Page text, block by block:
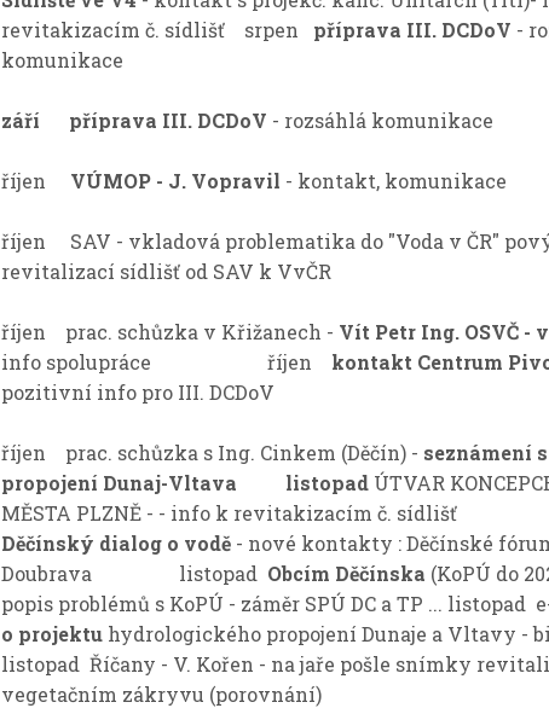
revitakizacím č. sídlišť srpen příprava III. DCDoV -
komunikace
září příprava III. DCDoV - rozsáhlá komunikace
říjen VÚMOP - J. Vopravil - kontakt, komunikace
říjen SAV - vkladová problematika do "Voda v ČR"
revitalizací sídlišť od SAV k VvČR
říjen prac. schůzka v Křižanech - Vít Petr Ing. OSVČ -
info spolupráce říjen kontakt Centrum
pozitivní info pro III. DCDoV
říjen prac. schůzka s Ing. Cinkem (Děčín) - seznámení
propojení Dunaj-Vltava listopad ÚTVAR
MĚSTA PLZNĚ - - info k revitakizacím č. sídlišť
Děčínský dialog o vodě - nové kontakty : Děčínské
Doubrava listopad Obcím Děčínska (KoPÚ do
popis problémů s KoPÚ - záměr SPÚ DC a TP ... listopad
o projektu hydrologického propojení Dunaje a
listopad Říčany - V. Kořen - na jaře pošle snímky
vegetačním zákryvu (porovnání)